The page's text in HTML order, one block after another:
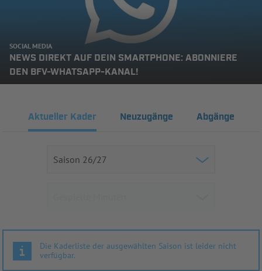
SOCIAL MEDIA
NEWS DIREKT AUF DEIN SMARTPHONE: ABONNIERE
DEN BFV-WHATSAPP-KANAL!
Aktueller Kader Neuzugänge Abgänge
Die Kaderliste der ausgewählten Saison ist leider nicht
verfügbar.